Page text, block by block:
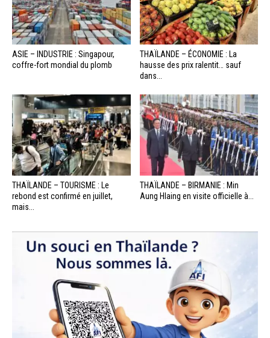
ASIE – INDUSTRIE : Singapour,
coffre-fort mondial du plomb
THAÏLANDE – ÉCONOMIE : La
hausse des prix ralentit… sauf
dans...
THAÏLANDE – TOURISME : Le
rebond est confirmé en juillet,
mais...
THAÏLANDE – BIRMANIE : Min
Aung Hlaing en visite officielle à...